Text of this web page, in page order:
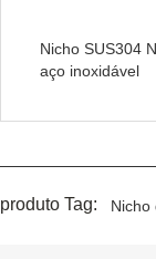
Nicho SUS304
aço inoxidável
produto Tag: Nicho